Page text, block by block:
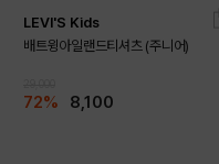
LEVI'S Kids
배트윙아일랜드티셔츠 (주니어)
72% 8,100